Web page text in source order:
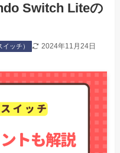
Switch Liteの
ッチ） 2024年11月24日